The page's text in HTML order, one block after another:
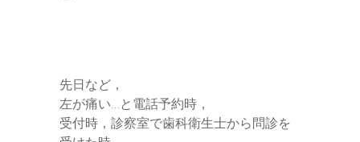
先日など，
左が痛い…と電話予約時，
受付時，診察室で歯科衛生士から問診を